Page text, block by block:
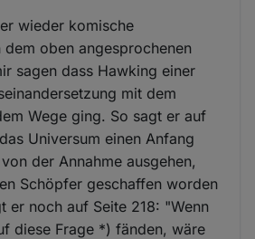
wieder komische
dem oben angesprochenen
sagen dass Hawking einer
mit dem
Wege ging. So sagt er auf
Universum einen Anfang
der Annahme ausgehen,
Schöpfer geschaffen worden
er noch auf Seite 218: "Wenn
diese Frage *) fänden, wäre